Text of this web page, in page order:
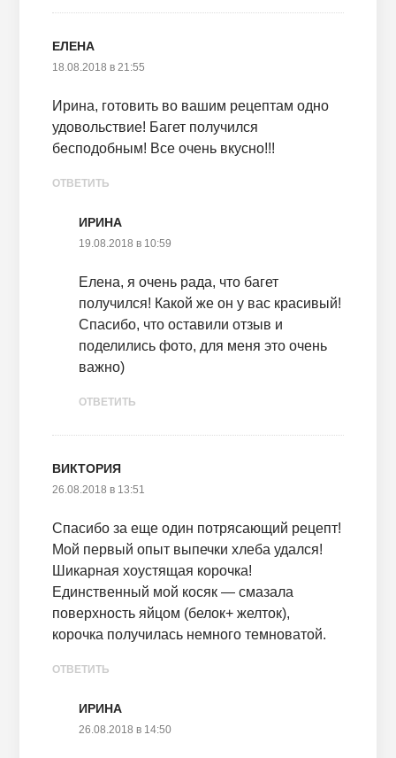
ЕЛЕНА
18.08.2018 в 21:55
Ирина, готовить во вашим рецептам одно
удовольствие! Багет получился
бесподобным! Все очень вкусно!!!
ОТВЕТИТЬ
ИРИНА
19.08.2018 в 10:59
Елена, я очень рада, что багет
получился! Какой же он у вас красивый!
Спасибо, что оставили отзыв и
поделились фото, для меня это очень
важно)
ОТВЕТИТЬ
ВИКТОРИЯ
26.08.2018 в 13:51
Спасибо за еще один потрясающий рецепт!
Мой первый опыт выпечки хлеба удался!
Шикарная хоустящая корочка!
Единственный мой косяк — смазала
поверхность яйцом (белок+ желток),
корочка получилась немного темноватой.
ОТВЕТИТЬ
ИРИНА
26.08.2018 в 14:50